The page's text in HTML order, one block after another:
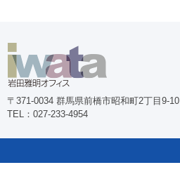
〒371-0034 群馬県前橋市昭和町2丁目9-10
TEL：027-233-4954